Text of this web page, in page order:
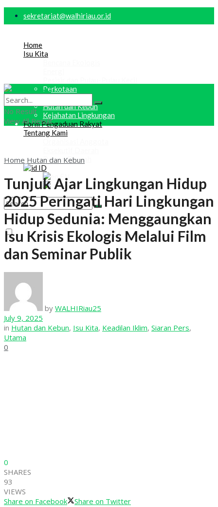
sekretariat@walhiriau.or.id
Home
Isu Kita
Perkotaan
Hutan dan Kebun
Kejahatan Lingkungan
Form Pengaduan Rakyat
Tentang Kami
Dewan Daerah
ID
EN
ID
No Result
View All Result
No Result
View All Result
Home Hutan dan Kebun
Tunjuk Ajar Lingkungan Hidup
2025 Peringati Hari Lingkungan
Hidup Sedunia: Menggaungkan
Isu Krisis Ekologis Melalui Film
dan Seminar Publik
by WALHIRiau25
July 9, 2025
in Hutan dan Kebun, Isu Kita, Keadilan Iklim, Siaran Pers,
Utama
0
0
SHARES
93
VIEWS
Share on Facebook
Share on Twitter